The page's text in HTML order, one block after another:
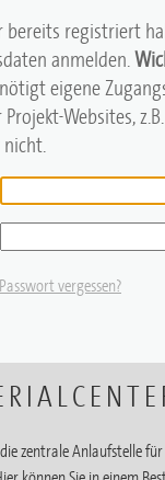
bereits registriert
anmelden.
eigene
Websites,
Passwort vergessen?
zentrale Anlaufstelle